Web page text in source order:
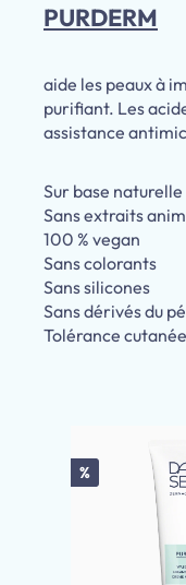
PURDERM
aide les peaux à
purifiant. Les
assistance
Sur base naturelle
Sans extraits
100 % vegan
Sans colorants
Sans silicones
Sans dérivés du
Tolérance
Réduction
%